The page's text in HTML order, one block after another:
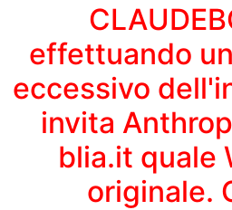
effettuando
eccessivo
invita
blia.it quale
originale.